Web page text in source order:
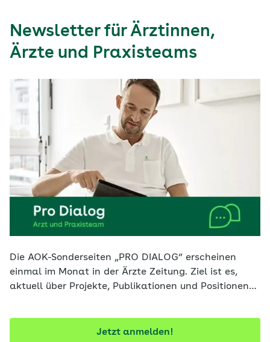
Newsletter für Ärztinnen,
Ärzte und Praxisteams
Die AOK-Sonderseiten „PRO DIALOG“ erscheinen
einmal im Monat in der Ärzte Zeitung. Ziel ist es,
aktuell über Projekte, Publikationen und Positionen
Jetzt anmelden!